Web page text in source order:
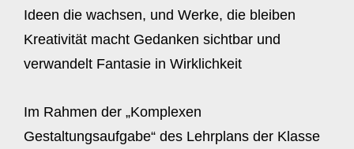
Ideen die wachsen, und Werke, die bleiben
Kreativität macht Gedanken sichtbar und
verwandelt Fantasie in Wirklichkeit
Im Rahmen der „Komplexen
Gestaltungsaufgabe“ des Lehrplans der Klasse